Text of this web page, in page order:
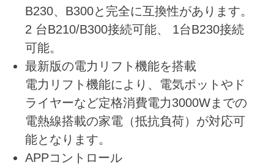
B230、B300と完全に互換性があります。
2 台B210/B300接続可能、 1台B230接続
可能。
最新版の電力リフト機能を搭載
電力リフト機能により、電気ポットやド
ライヤーなど定格消費電力3000Wまでの
電熱線搭載の家電（抵抗負荷）が対応可
能となります。
APPコントロール